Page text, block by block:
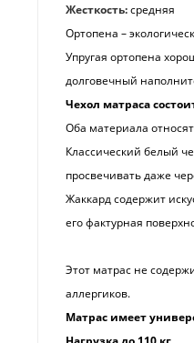
Жесткость:средняя
Ортопена –
Упругая ортопена
долговечный
Чехол матраса
Оба материала
Классический белый
просвечивать даже
Жаккард содержит
его фактурная
Этот матрас не
аллергиков.
Матрас имеет